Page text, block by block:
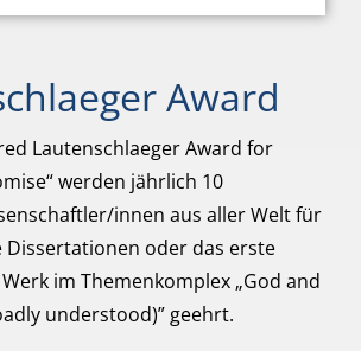
Award
Lautenschlaeger Award for
werden jährlich 10
innen aus aller Welt für
Dissertationen oder das erste
im Themenkomplex „God and
understood)” geehrt.